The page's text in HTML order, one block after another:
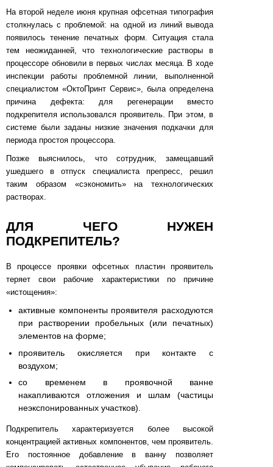
На второй неделе июня крупная офсетная типография
столкнулась с проблемой: на одной из линий вывода
появилось тенение печатных форм. Ситуация стала
тем неожиданней, что технологические растворы в
процессоре обновили в первых числах месяца. В ходе
инспекции работы проблемной линии, выполненной
специалистом «ОктоПринт Сервис», была определена
причина дефекта: для регенерации вместо
подкрепителя использовался проявитель. При этом, в
системе были заданы низкие значения подкачки для
периода простоя процессора.
Позже выяснилось, что сотрудник, замещавший
ушедшего в отпуск специалиста препресс, решил
таким образом «сэкономить» на технологических
растворах.
ДЛЯ ЧЕГО НУЖЕН
ПОДКРЕПИТЕЛЬ?
В процессе проявки офсетных пластин проявитель
теряет свои рабочие характеристики по причине
«истощения»:
активные компоненты проявителя расходуются
при растворении пробельных (или печатных)
элементов на форме;
проявитель окисляется при контакте с
воздухом;
со временем в проявочной ванне
накапливаются отложения и шлам (частицы
неэкспонированных участков).
Подкрепитель характеризуется более высокой
концентрацией активных компонентов, чем проявитель.
Его постоянное добавление в ванну позволяет